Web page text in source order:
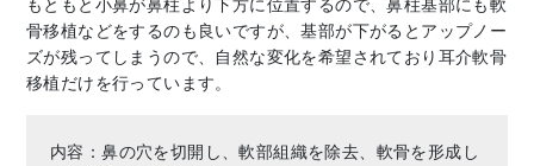
骨移植などをするのも良いですが、基部が下がるとアップノー
ズが残ってしまうので、自然な変化を希望されており耳介軟骨
移植だけを行っています。
内容：鼻の穴を切開し、軟部組織を除去、軟骨を形成し